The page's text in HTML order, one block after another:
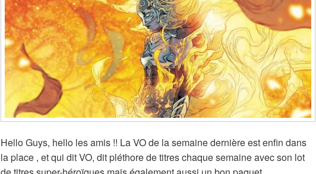
Hello Guys, hello les amis !! La VO de la semaine dernière est enfin dans
la place , et qui dit VO, dit pléthore de titres chaque semaine avec son lot